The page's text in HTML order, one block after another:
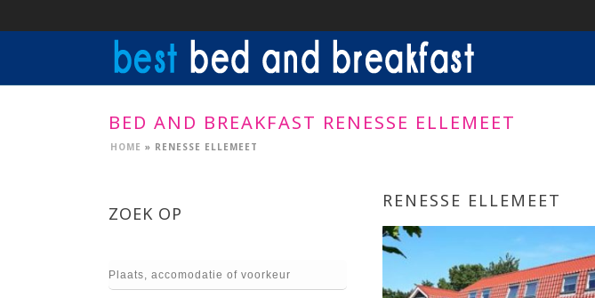
BED AND BREAKFAST RENESSE ELLEMEET
HOME » RENESSE ELLEMEET
RENESSE ELLEMEET
ZOEK OP